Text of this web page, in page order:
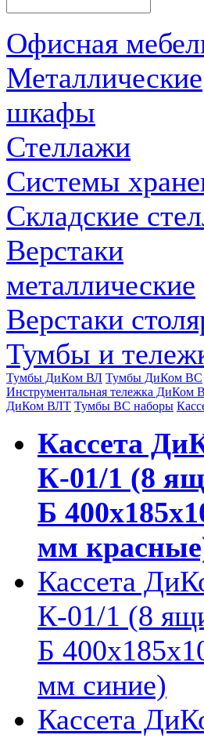
Офисная
Металлические
шкафы
Стеллажи
Системы
Складские
Верстаки
металлические
Верстаки
Тумбы и
Тумбы ДиКом ВЛ Тумбы ДиКом ВС
Инструментальная тележка ДиКом
ДиКом ВЛТ Тумбы ВС наборы
Кассета
К-01/1 (8
Б
мм
Кассета
К-01/1 (8
Б
мм синие)
Кассета